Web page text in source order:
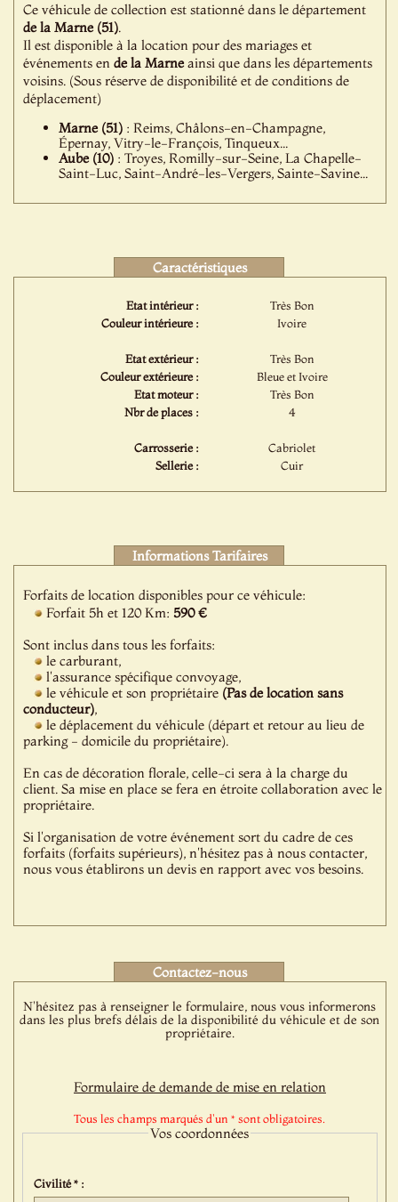
Ce véhicule de collection est stationné dans le département
de la Marne (51).
Il est disponible à la location pour des mariages et
événements ende la Marneainsi que dans les départements
voisins. (Sous réserve de disponibilité et de conditions de
déplacement)
Marne (51) : Reims, Châlons-en-Champagne,
Épernay, Vitry-le-François, Tinqueux...
Aube (10) : Troyes, Romilly-sur-Seine, La Chapelle-
Saint-Luc, Saint-André-les-Vergers, Sainte-Savine...
Caractéristiques
Etat intérieur :
Très Bon
Couleur intérieure :
Ivoire
Etat extérieur :
Très Bon
Couleur extérieure :
Bleue et Ivoire
Etat moteur :
Très Bon
Nbr de places :
4
Carrosserie :
Cabriolet
Sellerie :
Cuir
Informations Tarifaires
Forfaits de location disponibles pour ce véhicule:
Forfait 5h et 120 Km:590 €
Sont inclus dans tous les forfaits:
le carburant,
l'assurance spécifique convoyage,
le véhicule et son propriétaire (Pas de location sans
conducteur),
le déplacement du véhicule (départ et retour au lieu de
parking - domicile du propriétaire).
En cas de décoration florale, celle-ci sera à la charge du
client. Sa mise en place se fera en étroite collaboration avec le
propriétaire.
Si l'organisation de votre événement sort du cadre de ces
forfaits (forfaits supérieurs), n'hésitez pas à nous contacter,
nous vous établirons un devis en rapport avec vos besoins.
Contactez-nous
N'hésitez pas à renseigner le formulaire, nous vous informerons
dans les plus brefs délais de la disponibilité du véhicule et de son
propriétaire.
Formulaire de demande de mise en relation
Tous les champs marqués d'un * sont obligatoires.
Vos coordonnées
Civilité * :